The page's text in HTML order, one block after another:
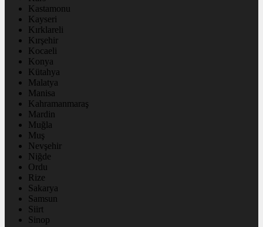
Kastamonu
Kayseri
Kırklareli
Kırşehir
Kocaeli
Konya
Kütahya
Malatya
Manisa
Kahramanmaraş
Mardin
Muğla
Muş
Nevşehir
Niğde
Ordu
Rize
Sakarya
Samsun
Siirt
Sinop